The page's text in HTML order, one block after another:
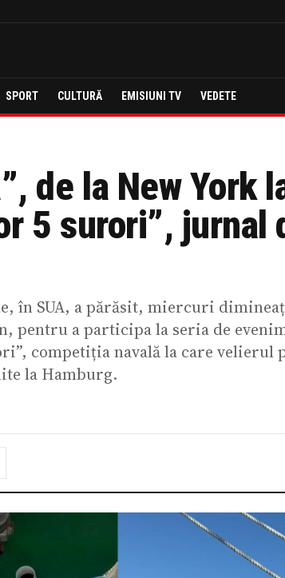
SPORT CULTURĂ EMISIUNI TV VEDETE
de la New York
5 surori”, jurnal
în SUA, a părăsit, miercuri
pentru a participa la seria de
competiția navală la care velierul
la Hamburg.